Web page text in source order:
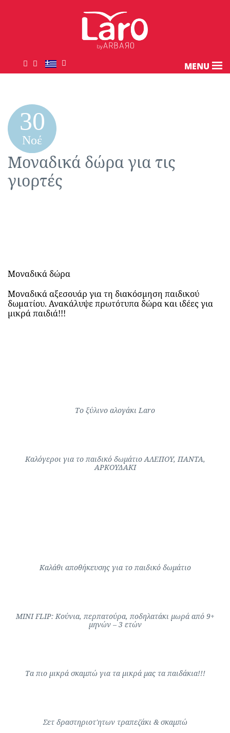
TILI
MENU
30
Νοέ
Μοναδικά δώρα για τις
γιορτές
Μοναδικά δώρα
Μοναδικά αξεσουάρ για τη διακόσμηση παιδικού
δωματίου. Ανακάλυψε πρωτότυπα δώρα και ιδέες για
μικρά παιδιά!!!
To ξύλινο αλογάκι Laro
Καλόγεροι για το παιδικό δωμάτιο ΑΛΕΠΟΥ, ΠΑΝΤΑ,
ΑΡΚΟΥΔΑΚΙ
Καλάθι αποθήκευσης για το παιδικό δωμάτιο
MINI FLIP: Κούνια, περπατούρα, ποδηλατάκι μωρά από 9+
μηνών – 3 ετών
Τα πιο μικρά σκαμπώ για τα μικρά μας τα παιδάκια!!!
Σετ δραστηριοτ'ητων τραπεζάκι & σκαμπώ